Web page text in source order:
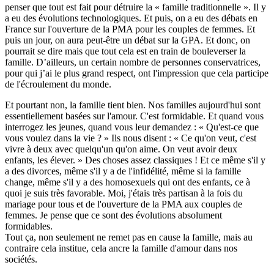
penser que tout est fait pour détruire la « famille traditionnelle ». Il y
a eu des évolutions technologiques. Et puis, on a eu des débats en
France sur l'ouverture de la PMA pour les couples de femmes. Et
puis un jour, on aura peut-être un débat sur la GPA. Et donc, on
pourrait se dire mais que tout cela est en train de bouleverser la
famille. D’ailleurs, un certain nombre de personnes conservatrices,
pour qui j’ai le plus grand respect, ont l'impression que cela participe
de l'écroulement du monde.
Et pourtant non, la famille tient bien. Nos familles aujourd'hui sont
essentiellement basées sur l'amour. C'est formidable. Et quand vous
interrogez les jeunes, quand vous leur demandez : « Qu'est-ce que
vous voulez dans la vie ? » Ils nous disent : « Ce qu'on veut, c'est
vivre à deux avec quelqu'un qu'on aime. On veut avoir deux
enfants, les élever. » Des choses assez classiques ! Et ce même s'il y
a des divorces, même s'il y a de l'infidélité, même si la famille
change, même s'il y a des homosexuels qui ont des enfants, ce à
quoi je suis très favorable. Moi, j'étais très partisan à la fois du
mariage pour tous et de l'ouverture de la PMA aux couples de
femmes. Je pense que ce sont des évolutions absolument
formidables.
Tout ça, non seulement ne remet pas en cause la famille, mais au
contraire cela institue, cela ancre la famille d'amour dans nos
sociétés.